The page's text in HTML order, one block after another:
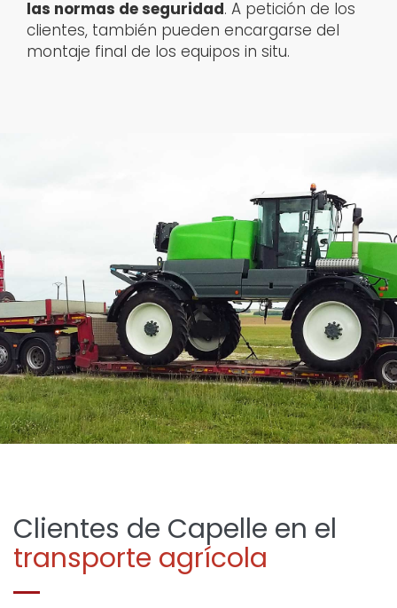
las normas de seguridad. A petición de los
clientes, también pueden encargarse del
montaje final de los equipos in situ.
Clientes de Capelle en el
transporte agrícola